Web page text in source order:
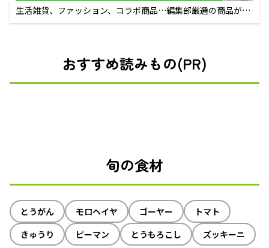
生活雑貨、ファッション、コラボ商品…編集部厳選の商品が買
えるECサイト
おすすめ読みもの(PR)
旬の食材
とうがん モロヘイヤ ゴーヤー
トマト
きゅうり
ピーマン とうもろこし ズッキーニ